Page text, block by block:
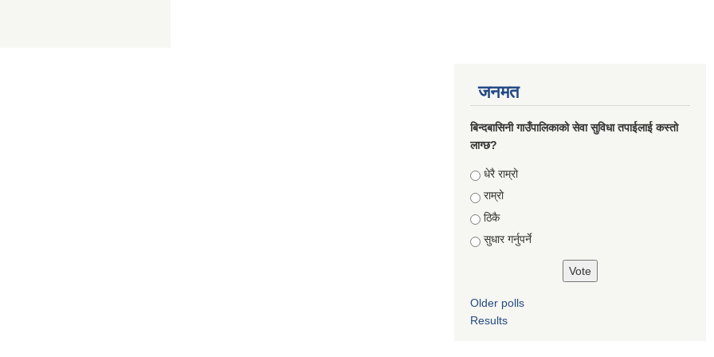
जनमत
बिन्दबासिनी गाउँपालिकाको सेवा सुविधा तपाईलाई कस्तो
लाग्छ?
Choices
धेरै राम्रो
राम्रो
ठिकै
सुधार गर्नुपर्ने
Older polls
Results